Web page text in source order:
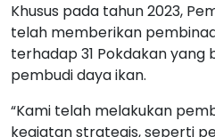
Khusus pada tahun 2023,
telah memberikan
terhadap 31 Pokdakan yang
pembudi daya ikan.
“Kami telah melakukan
kegiatan strategis, seperti